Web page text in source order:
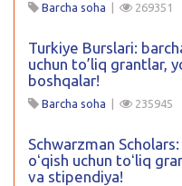
Barcha soha 269351
Turkiye Burslari:
uchun to’liq grantlar,
boshqalar!
Barcha soha 235945
Schwarzman
oʻqish uchun toʻliq
va stipendiya!